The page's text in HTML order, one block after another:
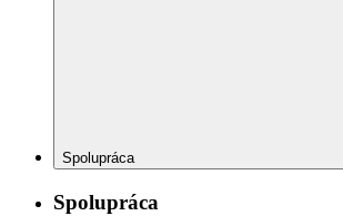
Spolupráca
Spolupráca